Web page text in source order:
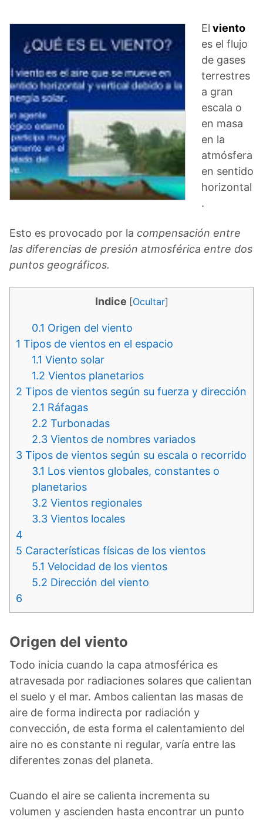
El viento
es el flujo
de gases
terrestres
a gran
escala o
en masa
en la
atmósfera
en sentido
horizontal
.
Esto es provocado por la compensación entre
las diferencias de presión atmosférica entre dos
puntos geográficos.
Indice [Ocultar]
0.1 Origen del viento
1 Tipos de vientos en el espacio
1.1 Viento solar
1.2 Vientos planetarios
2 Tipos de vientos según su fuerza y dirección
2.1 Ráfagas
2.2 Turbonadas
2.3 Vientos de nombres variados
3 Tipos de vientos según su escala o recorrido
3.1 Los vientos globales, constantes o
planetarios
3.2 Vientos regionales
3.3 Vientos locales
4
5 Características físicas de los vientos
5.1 Velocidad de los vientos
5.2 Dirección del viento
6
Origen del viento
Todo inicia cuando la capa atmosférica es
atravesada por radiaciones solares que calientan
el suelo y el mar. Ambos calientan las masas de
aire de forma indirecta por radiación y
convección, de esta forma el calentamiento del
aire no es constante ni regular, varía entre las
diferentes zonas del planeta.
Cuando el aire se calienta incrementa su
volumen y ascienden hasta encontrar un punto